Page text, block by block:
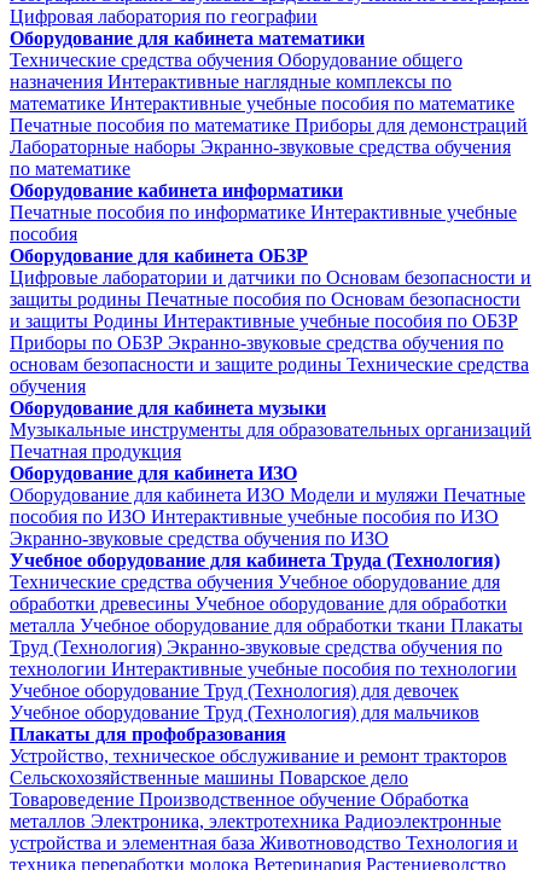
Цифровая лаборатория по географии
Оборудование для кабинета математики
Технические средства обучения Оборудование общего
назначения Интерактивные наглядные комплексы по
математике Интерактивные учебные пособия по математике
Печатные пособия по математике Приборы для демонстраций
Лабораторные наборы Экранно-звуковые средства обучения
по математике
Оборудование кабинета информатики
Печатные пособия по информатике Интерактивные учебные
пособия
Оборудование для кабинета ОБЗР
Цифровые лаборатории и датчики по Основам безопасности и
защиты родины Печатные пособия по Основам безопасности
и защиты Родины Интерактивные учебные пособия по ОБЗР
Приборы по ОБЗР Экранно-звуковые средства обучения по
основам безопасности и защите родины Технические средства
обучения
Оборудование для кабинета музыки
Музыкальные инструменты для образовательных организаций
Печатная продукция
Оборудование для кабинета ИЗО
Оборудование для кабинета ИЗО Модели и муляжи Печатные
пособия по ИЗО Интерактивные учебные пособия по ИЗО
Экранно-звуковые средства обучения по ИЗО
Учебное оборудование для кабинета Труда (Технология)
Технические средства обучения Учебное оборудование для
обработки древесины Учебное оборудование для обработки
металла Учебное оборудование для обработки ткани Плакаты
Труд (Технология) Экранно-звуковые средства обучения по
технологии Интерактивные учебные пособия по технологии
Учебное оборудование Труд (Технология) для девочек
Учебное оборудование Труд (Технология) для мальчиков
Плакаты для профобразования
Устройство, техническое обслуживание и ремонт тракторов
Сельскохозяйственные машины Поварское дело
Товароведение Производственное обучение Обработка
металлов Электроника, электротехника Радиоэлектронные
устройства и элементная база Животноводство Технология и
техника переработки молока Ветеринария Растениеводство